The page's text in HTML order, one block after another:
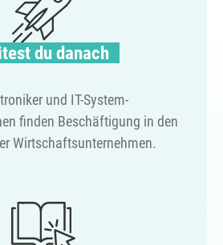
du danach
und IT-System-
finden Beschäftigung in den
Wirtschaftsunternehmen.